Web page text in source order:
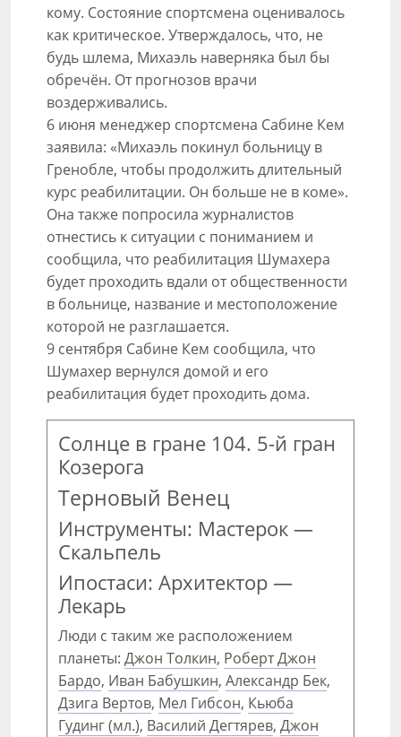
кому. Состояние спортсмена оценивалось
как критическое. Утверждалось, что, не
будь шлема, Михаэль наверняка был бы
обречён. От прогнозов врачи
воздерживались.
6 июня менеджер спортсмена Сабине Кем
заявила: «Михаэль покинул больницу в
Гренобле, чтобы продолжить длительный
курс реабилитации. Он больше не в коме».
Она также попросила журналистов
отнестись к ситуации с пониманием и
сообщила, что реабилитация Шумахера
будет проходить вдали от общественности
в больнице, название и местоположение
которой не разглашается.
9 сентября Сабине Кем сообщила, что
Шумахер вернулся домой и его
реабилитация будет проходить дома.
Солнце в гране 104. 5-й гран
Козерога
Терновый Венец
Инструменты: Мастерок —
Скальпель
Ипостаси: Архитектор —
Лекарь
Люди с таким же расположением
планеты: Джон Толкин, Роберт Джон
Бардо, Иван Бабушкин, Александр Бек,
Дзига Вертов, Мел Гибсон, Кьюба
Гудинг (мл.), Василий Дегтярев, Джон